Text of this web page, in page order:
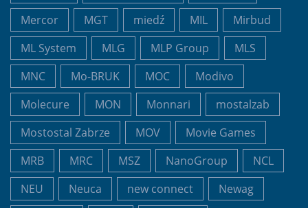
Mercor
MGT miedź MIL
Mirbud
ML System
MLG MLP Group
MLS
MNC
Mo-BRUK MOC
Modivo
Molecure
MON Monnari
mostalzab
Mostostal Zabrze
MOV
Movie Games
MRB
MRC MSZ NanoGroup
NCL
NEU
Neuca new connect
Newag